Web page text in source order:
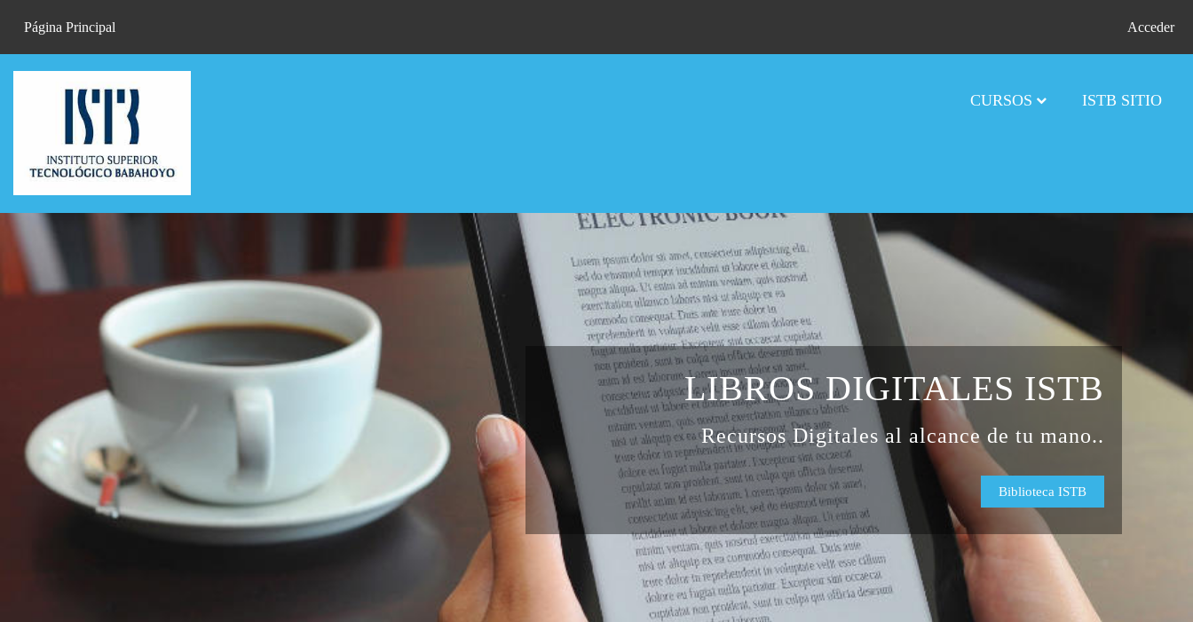
Página Principal
Acceder
CURSOS ISTB SITIO
LIBROS DIGITALES ISTB
Recursos Digitales al alcance de tu mano..
Biblioteca ISTB